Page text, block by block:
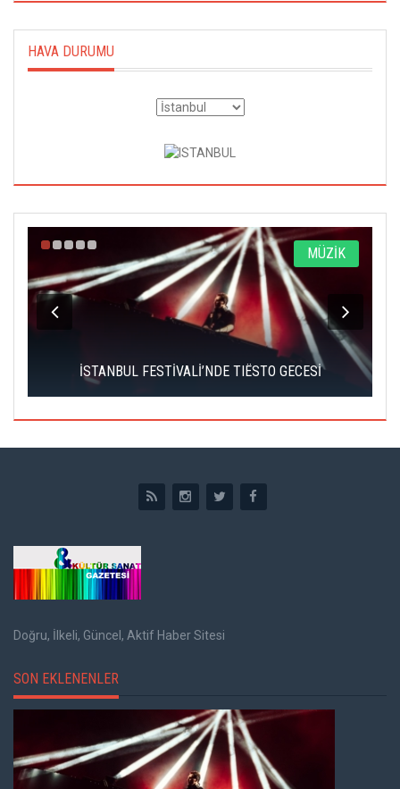
HAVA DURUMU
MÜZİK
İSTANBUL FESTİVALİ’NDE TIËSTO GECESİ
Doğru, İlkeli, Güncel, Aktif Haber Sitesi
SON EKLENENLER